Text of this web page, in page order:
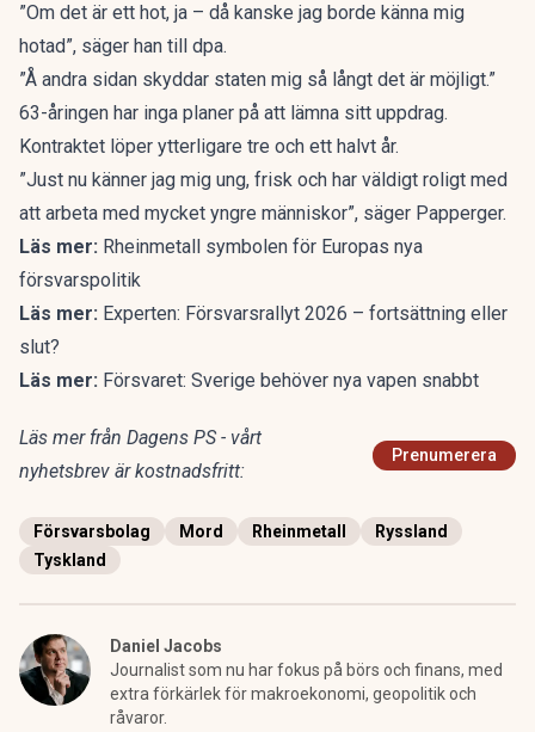
”Om det är ett hot, ja – då kanske jag borde känna mig
hotad”, säger han till dpa.
”Å andra sidan skyddar staten mig så långt det är möjligt.”
63-åringen har inga planer på att lämna sitt uppdrag.
Kontraktet löper ytterligare tre och ett halvt år.
”Just nu känner jag mig ung, frisk och har väldigt roligt med
att arbeta med mycket yngre människor”, säger Papperger.
Läs mer: Rheinmetall symbolen för Europas nya
försvarspolitik
Läs mer: Experten: Försvarsrallyt 2026 – fortsättning eller
slut?
Läs mer: Försvaret: Sverige behöver nya vapen snabbt
Läs mer från Dagens PS - vårt
nyhetsbrev är kostnadsfritt:
Prenumerera
Försvarsbolag Mord Rheinmetall
Ryssland
Tyskland
Daniel Jacobs
Journalist som nu har fokus på börs och finans, med
extra förkärlek för makroekonomi, geopolitik och
råvaror.